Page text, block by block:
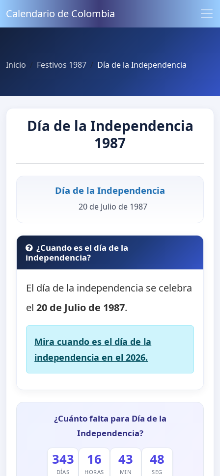
Calendario de Colombia
Inicio Festivos 1987 Día de la Independencia
Día de la Independencia
1987
Día de la Independencia
20 de Julio de 1987
¿Cuando es el día de la
independencia?
El día de la independencia se celebra
el20 de Julio de 1987.
Mira cuando es el día de la
independencia en el 2026.
¿Cuánto falta para Día de la
Independencia?
343
DÍAS
16
HORAS
43
MIN
47
SEG